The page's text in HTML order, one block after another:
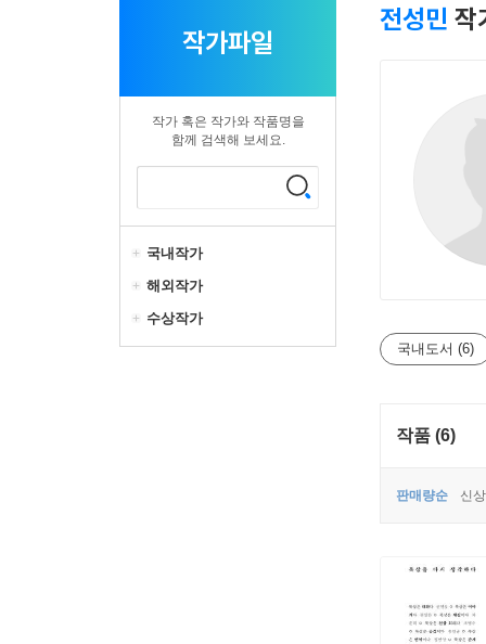
작가파일
작가 혹은 작가와 작품명을
함께 검색해 보세요.
국내작가
해외작가
수상작가
전성민 작
국내도서 (6)
작품 (6)
판매량순 신